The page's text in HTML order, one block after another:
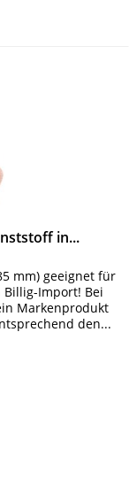
in...
mm) geeignet für
Billig-Import! Bei
Markenprodukt
den...